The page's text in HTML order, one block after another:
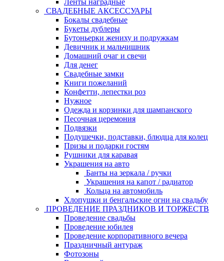
Ленты наградные
СВАДЕБНЫЕ АКСЕССУАРЫ
Бокалы свадебные
Букеты дублеры
Бутоньерки жениху и подружкам
Девичник и мальчишник
Домашний очаг и свечи
Для денег
Свадебные замки
Книги пожеланий
Конфетти, лепестки роз
Нужное
Одежда и корзинки для шампанского
Песочная церемония
Подвязки
Подушечки, подставки, блюдца для колец
Призы и подарки гостям
Рушники для каравая
Украшения на авто
Банты на зеркала / ручки
Украшения на капот / радиатор
Кольца на автомобиль
Хлопушки и бенгальские огни на свадьбу
ПРОВЕДЕНИЕ ПРАЗДНИКОВ И ТОРЖЕСТВ
Проведение свадьбы
Проведение юбилея
Проведение корпоративного вечера
Праздничный антураж
Фотозоны